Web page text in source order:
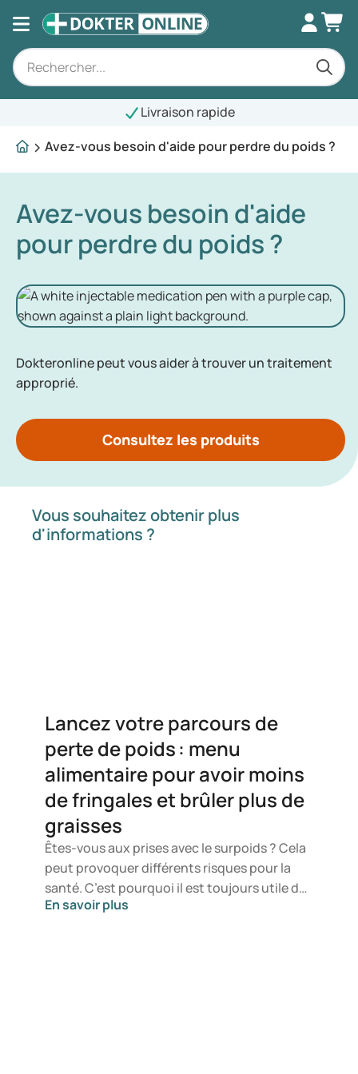
Livraison rapide
Avez-vous besoin d'aide pour perdre du poids ?
Avez-vous besoin d'aide
pour perdre du poids ?
Dokteronline peut vous aider à trouver un traitement
approprié.
Consultez les produits
Vous souhaitez obtenir plus
d'informations ?
Lancez votre parcours de
perte de poids : menu
alimentaire pour avoir moins
de fringales et brûler plus de
graisses
Êtes-vous aux prises avec le surpoids ? Cela
peut provoquer différents risques pour la
santé. C’est pourquoi il est toujours utile de
perdre du poids. Même une perte de
En savoir plus